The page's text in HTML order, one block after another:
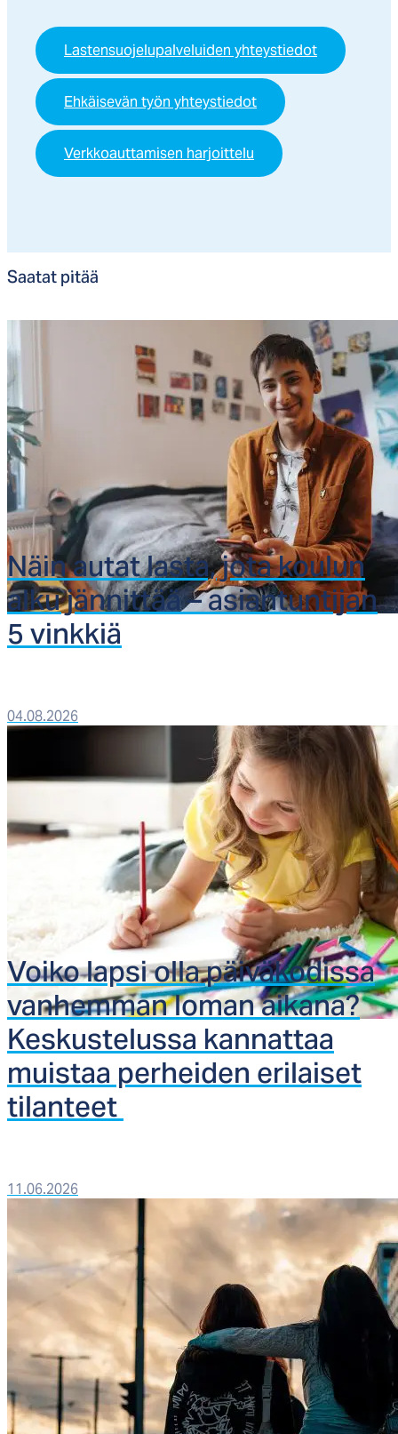
Lastensuojelupalveluiden yhteystiedot
Ehkäisevän työn yhteystiedot
Verkkoauttamisen harjoittelu
Saa­tat pi­tää
Näin au­tat las­ta, jo­ta kou­lun
al­ku jän­nit­tää – asian­tun­ti­jan
5 vink­kiä
04.08.2026
Voi­ko lap­si ol­la päi­vä­ko­dis­sa
van­hem­man lo­man ai­ka­na?
Kes­kus­te­lus­sa kan­nat­taa
muis­taa per­hei­den eri­lai­set
ti­lan­teet
11.06.2026